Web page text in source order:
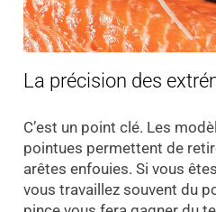
La précision des
C’est un point clé. Les
pointues permettent de
arêtes enfouies. Si vous
vous travaillez souvent du